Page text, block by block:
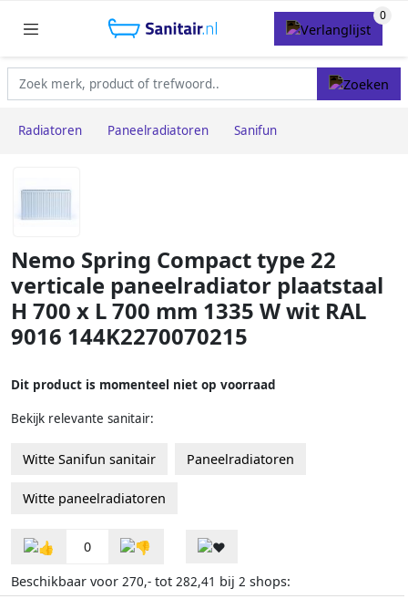
Radiatoren Paneelradiatoren Sanifun
Nemo Spring Compact type 22
verticale paneelradiator plaatstaal
H 700 x L 700 mm 1335 W wit RAL
9016 144K2270070215
Dit product is momenteel niet op voorraad
Bekijk relevante sanitair:
Witte Sanifun sanitair Paneelradiatoren
Witte paneelradiatoren
0
Beschikbaar voor 270,- tot 282,41 bij 2 shops: